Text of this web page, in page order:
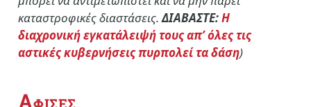
καταστροφικές διαστάσεις.ΔΙΑΒΑΣΤΕ:Η
διαχρονική εγκατάλειψή τους απ’ όλες τις
αστικές κυβερνήσεις πυρπολεί τα δάση)
Α